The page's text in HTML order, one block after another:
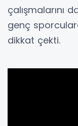
çalışmalarını
genç
dikkat çekti.